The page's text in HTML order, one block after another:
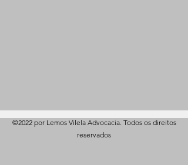
©2022 por Lemos Vilela Advocacia. Todos os direitos
reservados